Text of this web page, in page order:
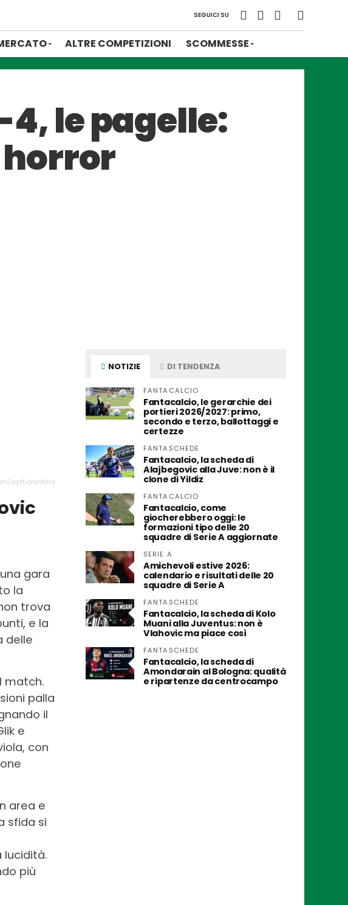
SEGUICI SU
ALTRE COMPETIZIONI SCOMMESSE
le pagelle:
horror
acffiorentina
gara
la
trova
e la
delle
match.
palla
il
e
con
area e
sfida si
lucidità.
più
NOTIZIE DI TENDENZA
FANTACALCIO
Fantacalcio, le gerarchie dei
portieri 2026/2027: primo,
secondo e terzo, ballottaggi e
certezze
FANTASCHEDE
Fantacalcio, la scheda di
Alajbegovic alla Juve: non è il
clone di Yildiz
FANTACALCIO
Fantacalcio, come
giocherebbero oggi: le
formazioni tipo delle 20
squadre di Serie A aggiornate
SERIE A
Amichevoli estive 2026:
calendario e risultati delle 20
squadre di Serie A
FANTASCHEDE
Fantacalcio, la scheda di Kolo
Muani alla Juventus: non è
Vlahovic ma piace così
FANTASCHEDE
Fantacalcio, la scheda di
Amondarain al Bologna: qualità
e ripartenze da centrocampo